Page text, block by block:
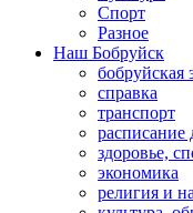
Спорт
Разное
Наш Бобруйск
бобруйская
справка
транспорт
расписание
здоровье,
экономика
религия и